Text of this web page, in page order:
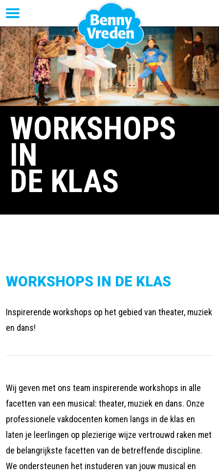
WORKSHOPS
IN
DE KLAS
WORKSHOPS IN DE KLAS
Inspirerende workshops op het gebied van theater, muziek
en dans!
Wij geven met ons team inspirerende workshops in alle
facetten van een musical: theater, muziek en dans. Onze
professionele vakdocenten komen langs in de klas en
laten je leerlingen op plezierige wijze vertrouwd raken met
de belangrijkste facetten van de betreffende discipline.
We ondersteunen het instuderen van jouw musical en